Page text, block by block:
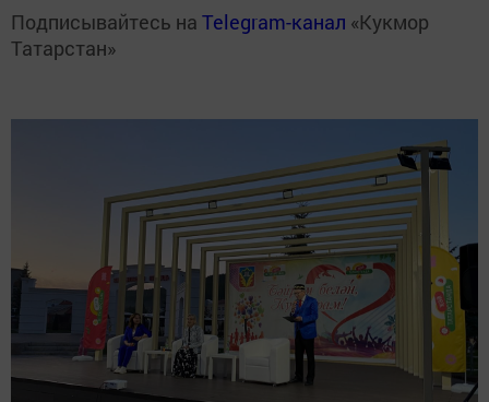
Подписывайтесь на Telegram-канал «Кукмор
Татарстан»